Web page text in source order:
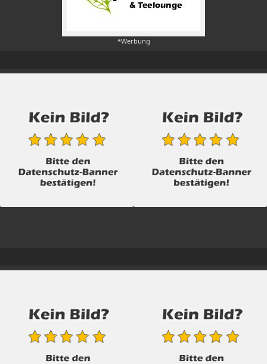
*Werbung